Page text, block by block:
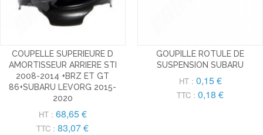
COUPELLE SUPERIEURE D
AMORTISSEUR ARRIERE STI
2008-2014 +BRZ ET GT
86+SUBARU LEVORG 2015-
2020
HT : 68,65 €
TTC : 83,07 €
GOUPILLE ROTULE DE
SUSPENSION SUBARU
HT : 0,15 €
TTC : 0,18 €